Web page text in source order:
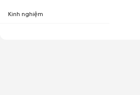
Kinh nghiệm